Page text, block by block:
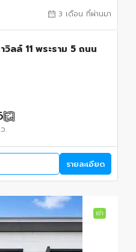
3 เดือน ที่ผ่านมา
ลล์ 11 พระราม 5 ถนน
.
รายละเอียด
เช่า